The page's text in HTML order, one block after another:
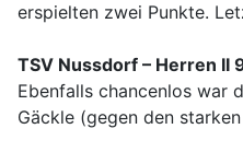
erspielten zwei Punkte.
TSV Nussdorf – Herren II
Ebenfalls chancenlos war
Gäckle (gegen den